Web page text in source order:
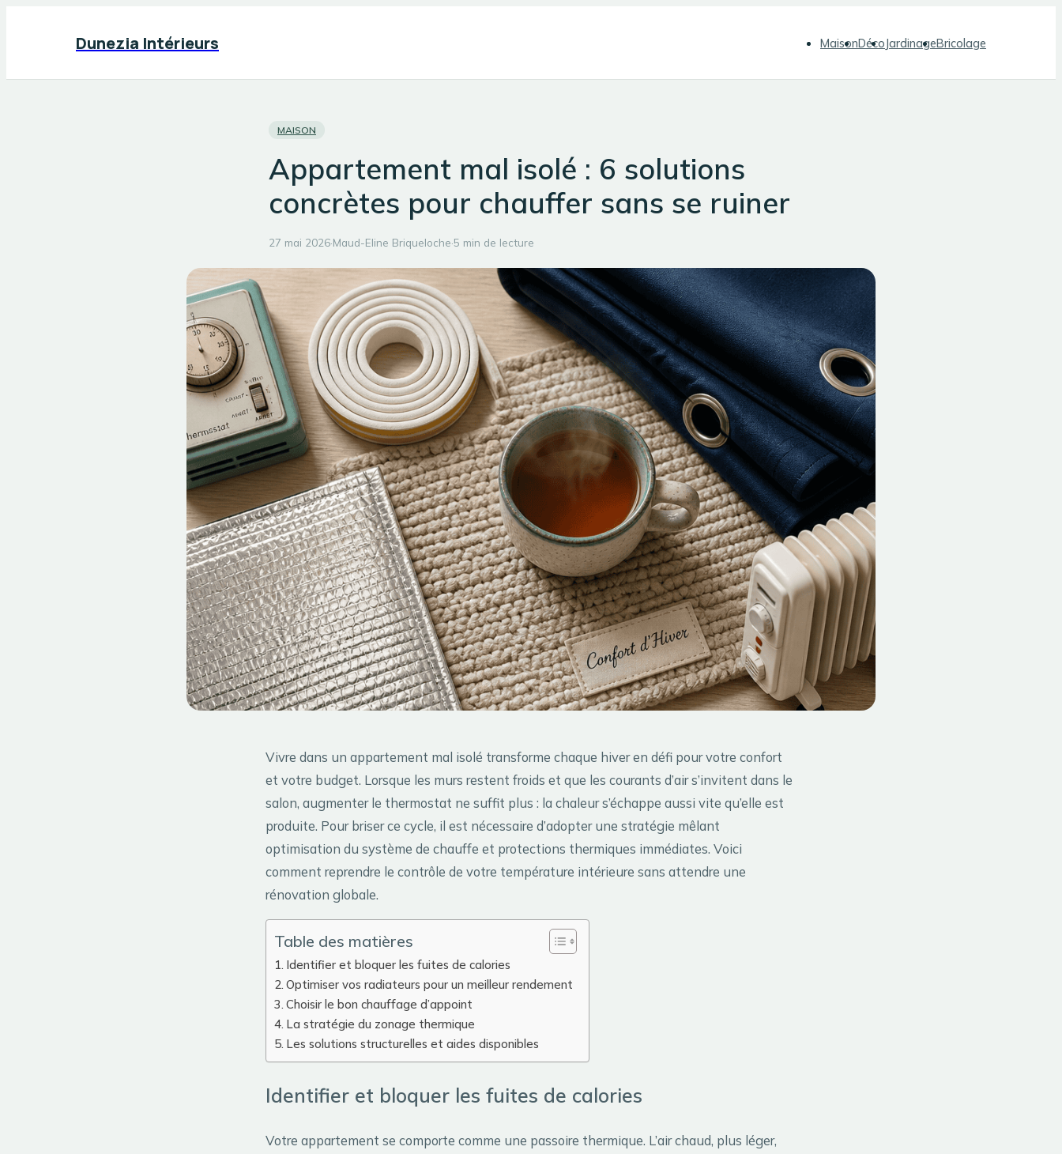
Dunezia Intérieurs MaisonDécoJardinageBricolage
MAISON
Appartement mal isolé : 6 solutions
concrètes pour chauffer sans se ruiner
27 mai 2026·Maud-Eline Briqueloche·5 min de lecture
Vivre dans un appartement mal isolé transforme chaque hiver en défi pour votre confort
et votre budget. Lorsque les murs restent froids et que les courants d’air s’invitent dans le
salon, augmenter le thermostat ne suffit plus : la chaleur s’échappe aussi vite qu’elle est
produite. Pour briser ce cycle, il est nécessaire d’adopter une stratégie mêlant
optimisation du système de chauffe et protections thermiques immédiates. Voici
comment reprendre le contrôle de votre température intérieure sans attendre une
rénovation globale.
Table des matières
Identifier et bloquer les fuites de calories
Optimiser vos radiateurs pour un meilleur rendement
Choisir le bon chauffage d’appoint
La stratégie du zonage thermique
Les solutions structurelles et aides disponibles
Identifier et bloquer les fuites de calories
Votre appartement se comporte comme une passoire thermique. L’air chaud, plus léger,